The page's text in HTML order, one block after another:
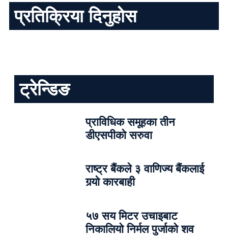
प्रतिक्रिया दिनुहोस
ट्रेन्डिङ
प्राविधिक समूहका तीन
डीएसपीको सरुवा
राष्ट्र बैंकले ३ वाणिज्य बैंकलाई
गर्‍यो कारबाही
५७ सय मिटर उचाइबाट
निकालियो निर्मल पुर्जाको शव